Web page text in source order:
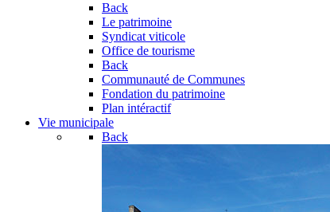
Back
Le patrimoine
Syndicat viticole
Office de tourisme
Back
Communauté de Communes
Fondation du patrimoine
Plan intéractif
Vie municipale
Back